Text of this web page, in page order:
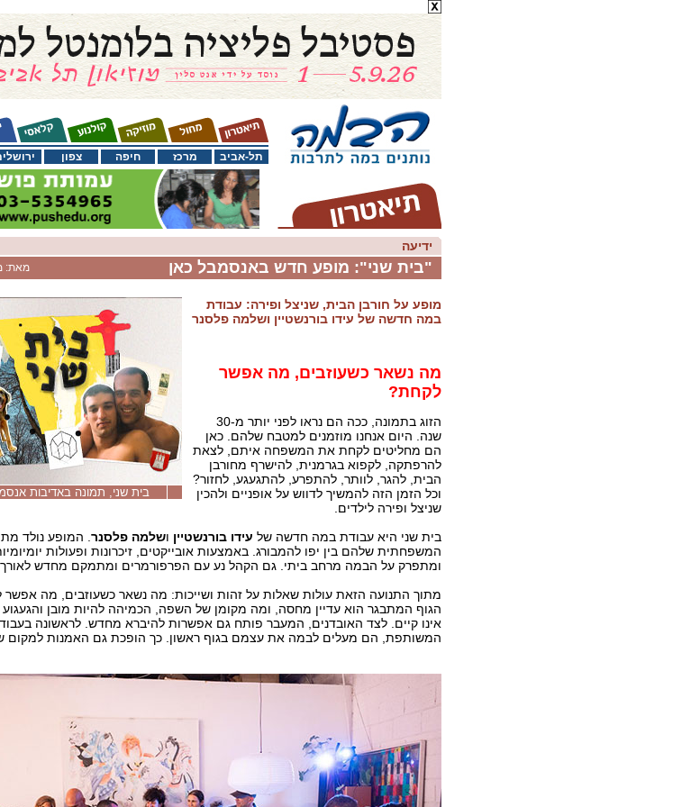
צפון חיפה מרכז תל-אביב
ידיעה
מאת: "בית שני": מופע חדש באנסמבל כאן
בית שני, תמונה באדיבות
מופע על חורבן הבית, שניצל ופירה: עבודת
במה חדשה של עידו בורנשטיין ושלמה פלסנר
מה נשאר כשעוזבים, מה אפשר
לקחת?
הזוג בתמונה, ככה הם נראו לפני יותר מ-30
שנה. היום אנחנו מוזמנים למטבח שלהם. כאן
הם מחליטים לקחת את המשפחה איתם, לצאת
להרפתקה, לקפוא בגרמנית, להישרף מחורבן
הבית, להגר, לוותר, להתפרע, להתגעגע, לחזור?
וכל הזמן הזה להמשיך לדווש על אופניים ולהכין
שניצל ופירה לילדים.
בית שני היא עבודת במה חדשה של עידו בורנשטיין ושלמה פלסנר . המופע נולד
המשפחתית שלהם בין יפו להמבורג. באמצעות אובייקטים, זיכרונות ופעולות
ומתפרק על הבמה מרחב ביתי. גם הקהל נע עם הפרפורמרים ומתמקם מחדש
מתוך התנועה הזאת עולות שאלות על זהות ושייכות: מה נשאר כשעוזבים, מה
הגוף המתבגר הוא עדיין מחסה, ומה מקומן של השפה, הכמיהה להיות מובן
אינו קיים. לצד האובדנים, המעבר פותח גם אפשרות להיברא מחדש. לראשונה
המשותפת, הם מעלים לבמה את עצמם בגוף ראשון. כך הופכת גם האמנות למקום